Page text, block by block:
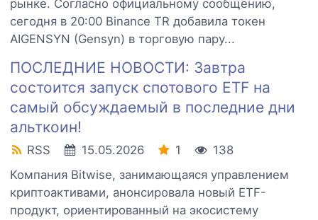
рынке. Согласно официальному сообщению,
сегодня в 20:00 Binance TR добавила токен
AIGENSYN (Gensyn) в торговую пару...
ПОСЛЕДНИЕ НОВОСТИ: Завтра
состоится запуск спотового ETF на
самый обсуждаемый в последние дни
альткоин!
RSS 15.05.2026 1
138
Компания Bitwise, занимающаяся управлением
криптоактивами, анонсировала новый ETF-
продукт, ориентированный на экосистему